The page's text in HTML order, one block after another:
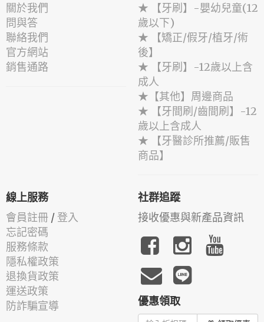
關於我們
問與答
聯絡我們
官方網站
銷售通路
★ 【牙刷】-嬰幼兒童(12
歲以下)
★ 【矯正/假牙/植牙/術
後】
★ 【牙刷】-12歲以上含
成人
★【其他】周邊商品
★ 【牙間刷/齒間刷】-12
歲以上含成人
★ 【牙醫診所推薦/販售
商品】
線上服務
會員註冊 / 登入
忘記密碼
服務條款
隱私權政策
退換貨政策
運送政策
防詐騙宣導
社群追蹤
接收優惠與新產品資訊
優惠領取